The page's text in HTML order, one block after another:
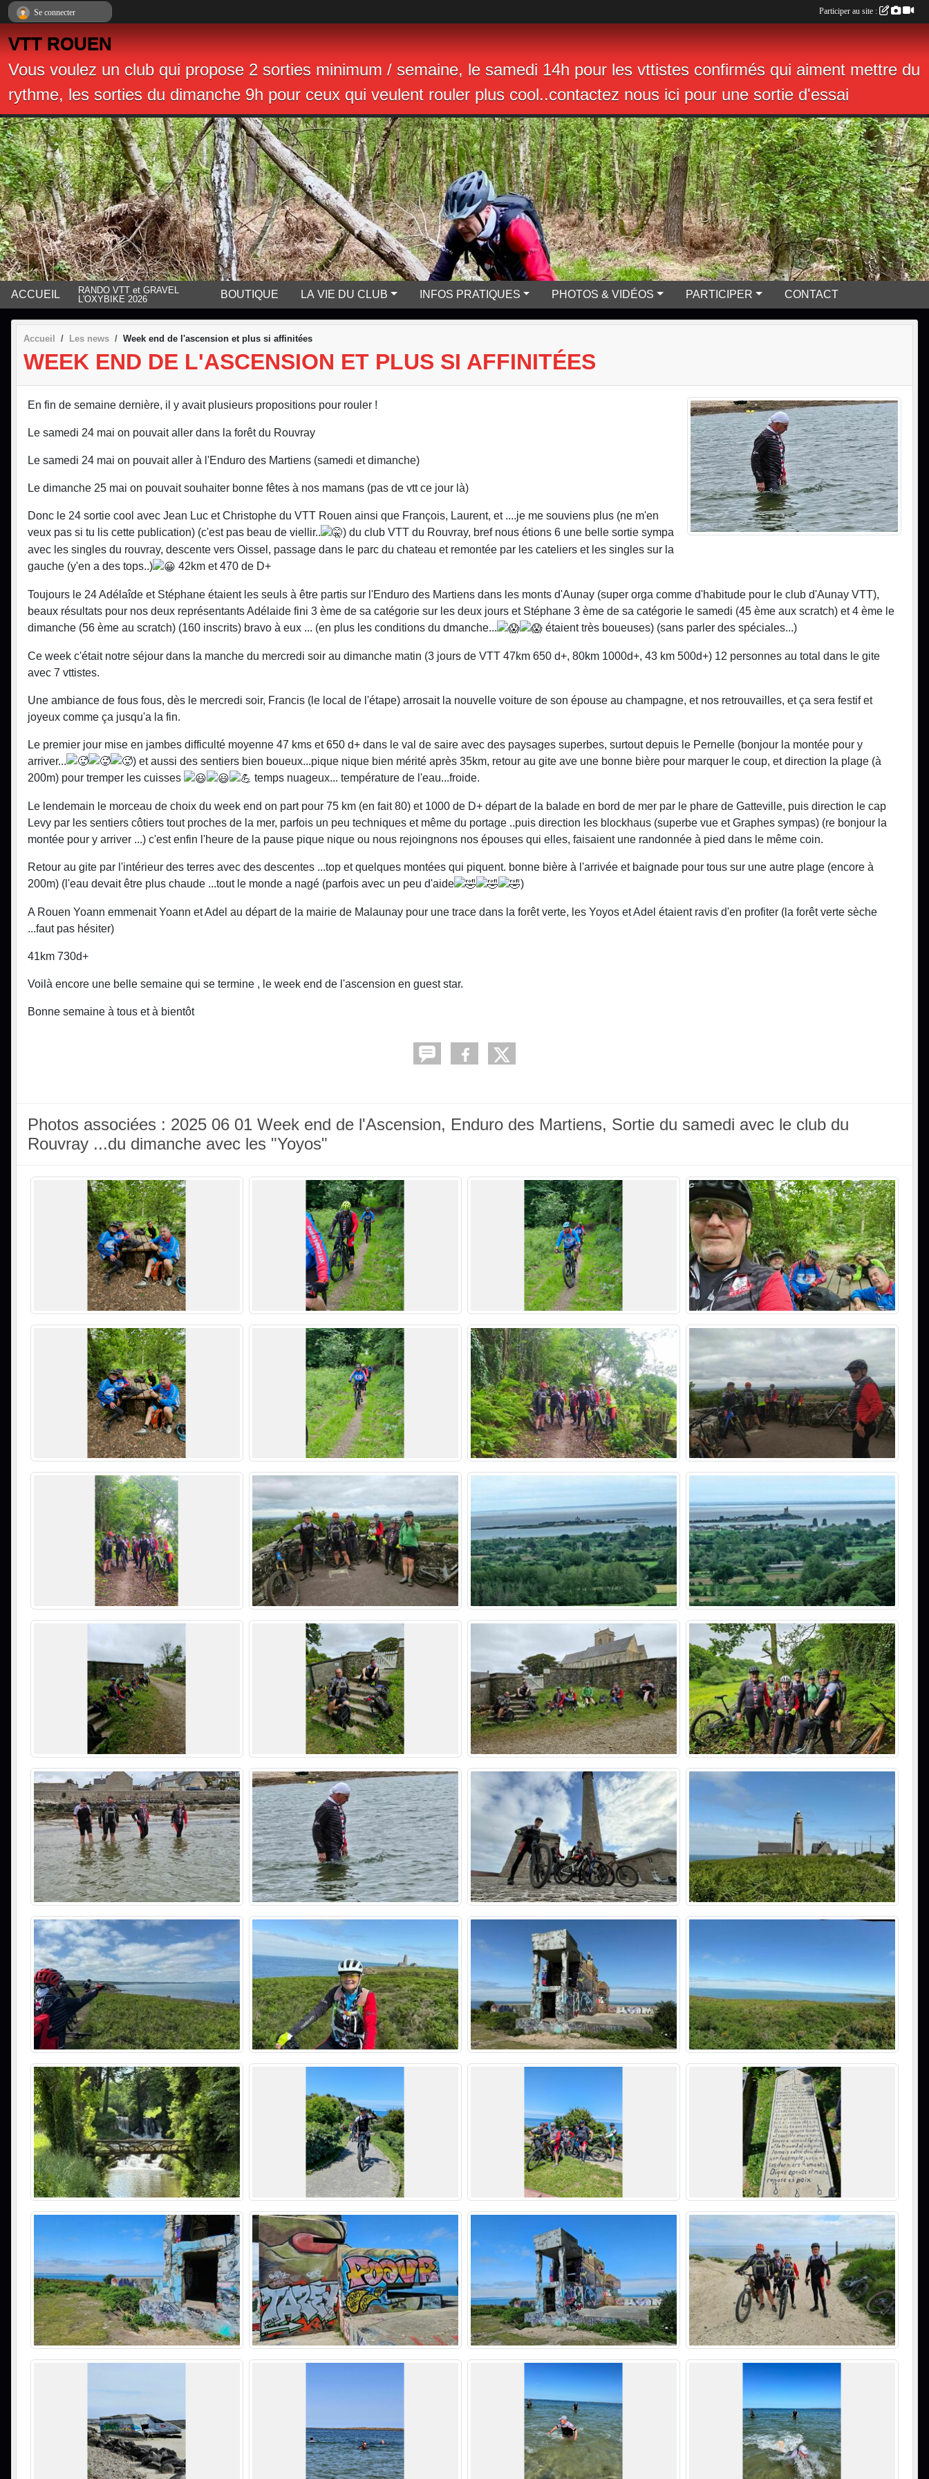
VTT ROUEN
Vous voulez un club qui propose 2 sorties minimum / semaine, le samedi 14h pour les vttistes confirmés qui aiment mettre du
rythme, les sorties du dimanche 9h pour ceux qui veulent rouler plus cool..contactez nous ici pour une sortie d'essai
ACCUEIL
RANDO VTT et GRAVEL
L'OXYBIKE 2026
BOUTIQUE LA VIE DU CLUB INFOS PRATIQUES PHOTOS & VIDÉOS PARTICIPER CONTACT
Accueil Les news Week end de l'ascension et plus si affinitées
WEEK END DE L'ASCENSION ET PLUS SI AFFINITÉES
En fin de semaine dernière, il y avait plusieurs propositions pour rouler !
Le samedi 24 mai on pouvait aller dans la forêt du Rouvray
Le samedi 24 mai on pouvait aller à l'Enduro des Martiens (samedi et dimanche)
Le dimanche 25 mai on pouvait souhaiter bonne fêtes à nos mamans (pas de vtt ce jour là)
Donc le 24 sortie cool avec Jean Luc et Christophe du VTT Rouen ainsi que François, Laurent, et ....je me souviens plus (ne m'en
veux pas si tu lis cette publication) (c'est pas beau de viellir..
) du club VTT du Rouvray, bref nous étions 6 une belle sortie sympa
avec les singles du rouvray, descente vers Oissel, passage dans le parc du chateau et remontée par les cateliers et les singles sur la
gauche (y'en a des tops..)
42km et 470 de D+
Toujours le 24 Adélaîde et Stéphane étaient les seuls à être partis sur l'Enduro des Martiens dans les monts d'Aunay (super orga comme d'habitude pour le club d'Aunay VTT),
beaux résultats pour nos deux représentants Adélaide fini 3 ème de sa catégorie sur les deux jours et Stéphane 3 ème de sa catégorie le samedi (45 ème aux scratch) et 4 ème le
dimanche (56 ème au scratch) (160 inscrits) bravo à eux ... (en plus les conditions du dmanche...
étaient très boueuses) (sans parler des spéciales...)
Ce week c'était notre séjour dans la manche du mercredi soir au dimanche matin (3 jours de VTT 47km 650 d+, 80km 1000d+, 43 km 500d+) 12 personnes au total dans le gite
avec 7 vttistes.
Une ambiance de fous fous, dès le mercredi soir, Francis (le local de l'étape) arrosait la nouvelle voiture de son épouse au champagne, et nos retrouvailles, et ça sera festif et
joyeux comme ça jusqu'a la fin.
Le premier jour mise en jambes difficulté moyenne 47 kms et 650 d+ dans le val de saire avec des paysages superbes, surtout depuis le Pernelle (bonjour la montée pour y
arriver...
) et aussi des sentiers bien boueux...pique nique bien mérité après 35km, retour au gite ave une bonne bière pour marquer le coup, et direction la plage (à
200m) pour tremper les cuisses
temps nuageux... température de l'eau...froide.
Le lendemain le morceau de choix du week end on part pour 75 km (en fait 80) et 1000 de D+ départ de la balade en bord de mer par le phare de Gatteville, puis direction le cap
Levy par les sentiers côtiers tout proches de la mer, parfois un peu techniques et même du portage ..puis direction les blockhaus (superbe vue et Graphes sympas) (re bonjour la
montée pour y arriver ...) c'est enfin l'heure de la pause pique nique ou nous rejoingnons nos épouses qui elles, faisaient une randonnée à pied dans le même coin.
Retour au gite par l'intérieur des terres avec des descentes ...top et quelques montées qui piquent. bonne bière à l'arrivée et baignade pour tous sur une autre plage (encore à
200m) (l'eau devait être plus chaude ...tout le monde a nagé (parfois avec un peu d'aide
)
A Rouen Yoann emmenait Yoann et Adel au départ de la mairie de Malaunay pour une trace dans la forêt verte, les Yoyos et Adel étaient ravis d'en profiter (la forêt verte sèche
...faut pas hésiter)
41km 730d+
Voilà encore une belle semaine qui se termine , le week end de l'ascension en guest star.
Bonne semaine à tous et à bientôt
Photos associées : 2025 06 01 Week end de l'Ascension, Enduro des Martiens, Sortie du samedi avec le club du
Rouvray ...du dimanche avec les "Yoyos"
Se connecter Participer au site :
Panneau de gestion des cookies